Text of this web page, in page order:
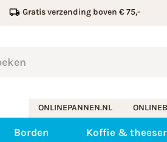
Gratis verzending boven € 75,-
ONLINEPANNEN.NL
Borden Koffie &